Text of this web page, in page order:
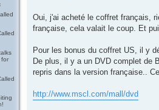
for
t
Oui, j'ai acheté le coffret français,
française, cela valait le coup. Et
Pour les bonus du coffret US, il y
De plus, il y a un DVD complet de
repris dans la version française..
http://www.mscl.com/mall/dvd